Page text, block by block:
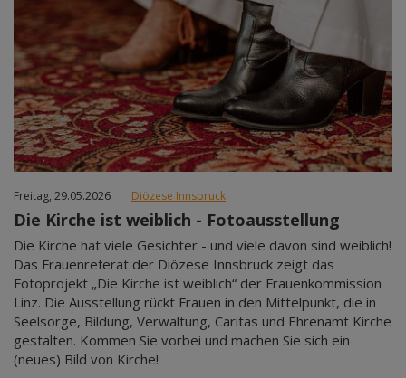
Freitag, 29.05.2026 | Diözese Innsbruck
Die Kirche ist weiblich - Fotoausstellung
Die Kirche hat viele Gesichter - und viele davon sind weiblich!
Das Frauenreferat der Diözese Innsbruck zeigt das
Fotoprojekt „Die Kirche ist weiblich“ der Frauenkommission
Linz. Die Ausstellung rückt Frauen in den Mittelpunkt, die in
Seelsorge, Bildung, Verwaltung, Caritas und Ehrenamt Kirche
gestalten. Kommen Sie vorbei und machen Sie sich ein
(neues) Bild von Kirche!